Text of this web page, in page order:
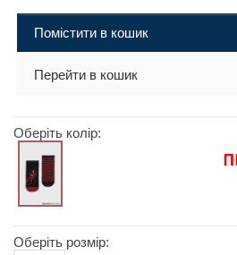
Помістити в кошик
Перейти в кошик
Оберіть колір:
Оберіть розмір: